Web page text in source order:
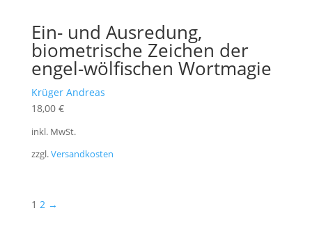
Ein- und Ausredung,
biometrische Zeichen der
engel-wölfischen Wortmagie
Krüger Andreas
18,00 €
inkl. MwSt.
zzgl.Versandkosten
1 2 →